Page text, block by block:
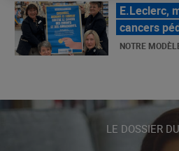
LE
SES
«
tendances
LE DOSSIER